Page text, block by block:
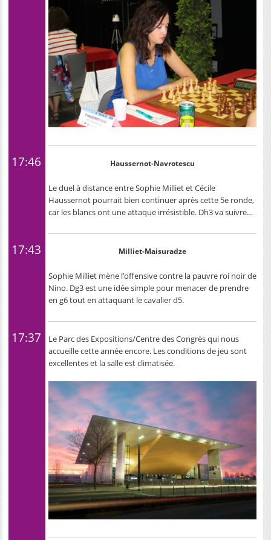
17:46 Haussernot-Navrotescu
Le duel à distance entre Sophie Milliet et Cécile
Haussernot pourrait bien continuer après cette 5e ronde,
car les blancs ont une attaque irrésistible. Dh3 va suivre…
17:43 Milliet-Maisuradze
Sophie Milliet mène l’offensive contre la pauvre roi noir de
Nino. Dg3 est une idée simple pour menacer de prendre
en g6 tout en attaquant le cavalier d5.
17:37
Le Parc des Expositions/Centre des Congrès qui nous
accueille cette année encore. Les conditions de jeu sont
excellentes et la salle est climatisée.